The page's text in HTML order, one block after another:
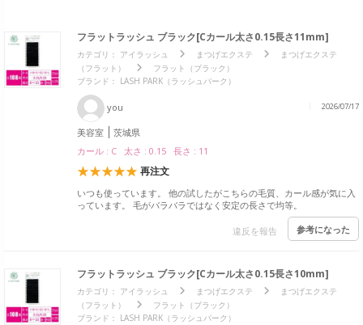
フラットラッシュ ブラック[Cカール太さ0.15長さ11mm]
カテゴリ： アイラッシュ まつげエクステ
まつげエクステ
（フラット）
フラット（ブラック）
ブランド： LASH PARK（ラッシュパーク）
you 2026/07/17
美容室
茨城県
カール : C 太さ : 0.15 長さ : 11
再注文
いつも使っています。 他の試したがこちらの毛質、カール感が気に入
っています。 毛がバラバラではなく安定の長さで均等。
違反を報告 参考になった
フラットラッシュ ブラック[Cカール太さ0.15長さ10mm]
カテゴリ： アイラッシュ まつげエクステ
まつげエクステ
（フラット）
フラット（ブラック）
ブランド： LASH PARK（ラッシュパーク）